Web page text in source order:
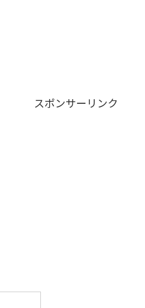
スポンサーリンク